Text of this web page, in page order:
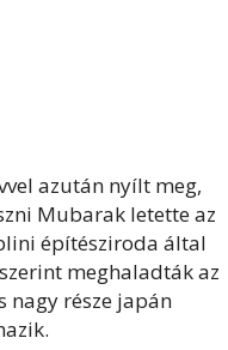
azután nyílt meg,
Mubarak letette az
építésziroda által
meghaladták az
része japán